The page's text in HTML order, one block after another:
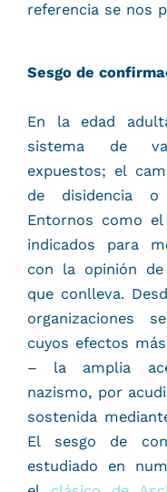
referencia se nos
Sesgo de
En la edad
sistema de
expuestos; el
de disidencia o
Entornos como
indicados para
con la opinión
que conlleva.
organizaciones
cuyos efectos
– la amplia
nazismo, por
sostenida
El sesgo de
estudiado en